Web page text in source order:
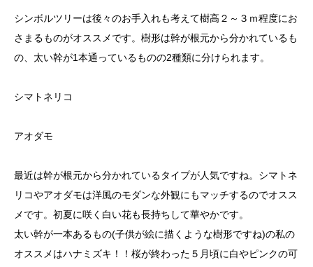
シンボルツリーは後々のお手入れも考えて樹高２～３ｍ程度にお
さまるものがオススメです。樹形は幹が根元から分かれているも
の、太い幹が1本通っているものの2種類に分けられます。
シマトネリコ
アオダモ
最近は幹が根元から分かれているタイプが人気ですね。シマトネ
リコやアオダモは洋風のモダンな外観にもマッチするのでオスス
メです。初夏に咲く白い花も長持ちして華やかです。
太い幹が一本あるもの(子供が絵に描くような樹形ですね)の私の
オススメはハナミズキ！！桜が終わった５月頃に白やピンクの可